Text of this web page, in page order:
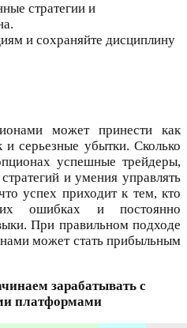
стратегии и
и сохраняйте дисциплину
может принести как
и серьезные убытки. Сколько
успешные трейдеры,
и умения управлять
успех приходит к тем, кто
ошибках и постоянно
При правильном подходе
может стать прибыльным
зарабатывать с
платформами